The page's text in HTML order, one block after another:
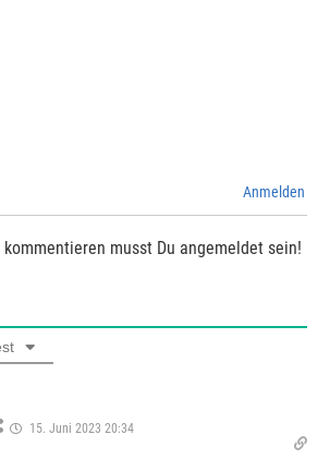
Anmelden
musst Du angemeldet sein!
15. Juni 2023 20:34